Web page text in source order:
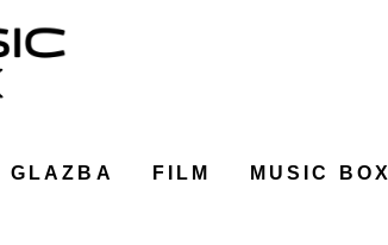
GLAZBA FILM MUSIC BOX